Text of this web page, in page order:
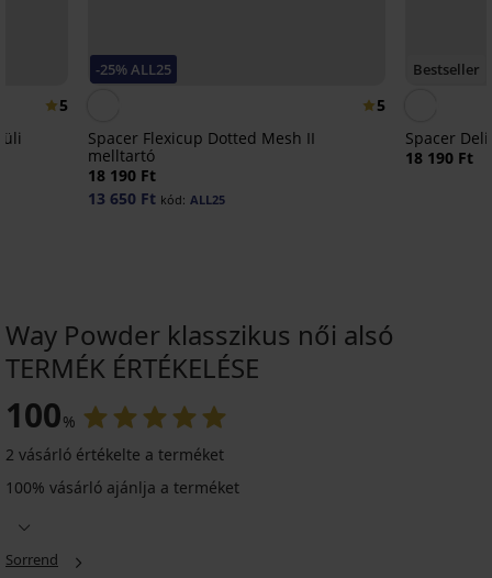
5
-25% ALL25
5
Spacer Flexicup Dotted Mesh II
melltartó
18 190 Ft
13 650 Ft kód: ALL25
Bestseller
Spacer
18 190 Ft
3+1 INGYEN
karcsúsító
combokat
női
Way Powder klasszikus női alsó
TERMÉK ÉRTÉKELÉSE
100%
2 vásárló értékelte a terméket
100% vásárló ajánlja a terméket
Sorrend